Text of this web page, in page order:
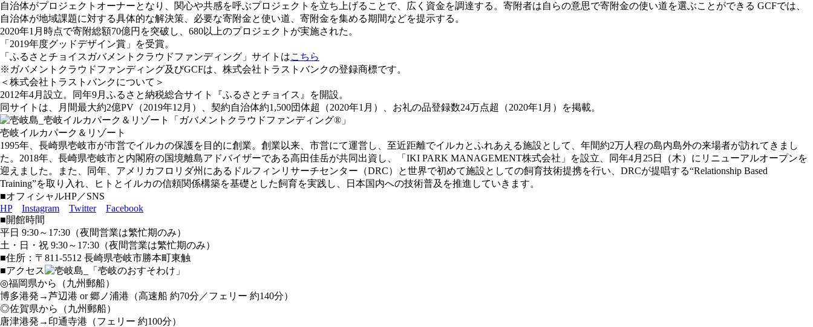
自治体がプロジェクトオーナーとなり、関心や共感を呼ぶプロジェクトを立ち上げることで、広く資金を調達する。寄附者は自らの意思で寄附金の使い道を選ぶことができる GCFでは、
自治体が地域課題に対する具体的な解決策、必要な寄附金と使い道、寄附金を集める期間などを提示する。
2020年1月時点で寄附総額70億円を突破し、680以上のプロジェクトが実施された。
「2019年度グッドデザイン賞」を受賞。
「ふるさとチョイスガバメントクラウドファンディング」サイトはこちら
※ガバメントクラウドファンディング及びGCFは、株式会社トラストバンクの登録商標です。
＜株式会社トラストバンクについて＞
2012年4月設立。同年9月ふるさと納税総合サイト『ふるさとチョイス』を開設。
同サイトは、月間最大約2億PV（2019年12月）、契約自治体約1,500団体超（2020年1月）、お礼の品登録数24万点超（2020年1月）を掲載。
壱岐イルカパーク＆リゾート
1995年、長崎県壱岐市が市営でイルカの保護を目的に創業。創業以来、市営にて運営し、至近距離でイルカとふれあえる施設として、年間約2万人程の島内島外の来場者が訪れてきまし
た。2018年、長崎県壱岐市と内閣府の国境離島アドバイザーである高田佳岳が共同出資し、「IKI PARK MANAGEMENT株式会社」を設立、同年4月25日（木）にリニューアルオープンを
迎えました。また、同年、アメリカフロリダ州にあるドルフィンリサーチセンター（DRC）と世界で初めて施設としての飼育技術提携を行い、DRCが提唱する“Relationship Based
Training”を取り入れ、ヒトとイルカの信頼関係構築を基礎とした飼育を実践し、日本国内への技術普及を推進していきます。
■オフィシャルHP／SNS
HP
Instagram Twitter
Facebook
■開館時間
平日 9:30～17:30（夜間営業は繁忙期のみ）
土・日・祝 9:30～17:30（夜間営業は繁忙期のみ）
■住所：〒811-5512 長崎県壱岐市勝本町東触
■アクセス
◎福岡県から（九州郵船）
博多港発→芦辺港 or 郷ノ浦港（高速船 約70分／フェリー 約140分）
◎佐賀県から（九州郵船）
唐津港発→印通寺港（フェリー 約100分）